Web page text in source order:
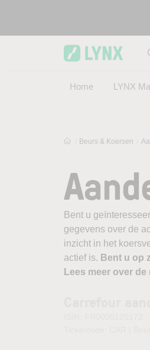
Home LYNX
Beurs & Koersen
Bent u
gegevens over de
inzicht in het
actief is. Bent u op
Lees meer over